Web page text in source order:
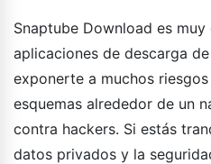
Snaptube Download es
aplicaciones de descarga
exponerte a muchos
esquemas alrededor de un
contra hackers. Si estás
datos privados y la